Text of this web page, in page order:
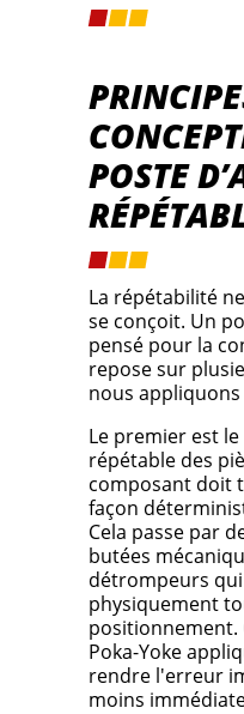
POSTE
La répétabilité
se conçoit. Un
pensé pour la
repose sur
nous appliquons
Le premier est
répétable des
composant doit
façon
Cela passe par
butées
détrompeurs
physiquement
positionnement.
Poka-Yoke
rendre l'erreur
moins